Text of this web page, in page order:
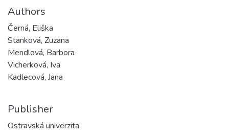
Authors
Černá, Eliška
Stanková, Zuzana
Mendlová, Barbora
Vicherková, Iva
Kadlecová, Jana
Publisher
Ostravská univerzita